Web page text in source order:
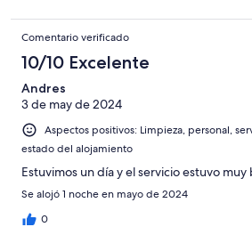
Comentario verificado
10/10 Excelente
Andres
3 de may de 2024
Aspectos positivos: Limpieza, personal,
estado del alojamiento
Estuvimos un día y el servicio estuvo muy
Se alojó 1 noche en mayo de 2024
0